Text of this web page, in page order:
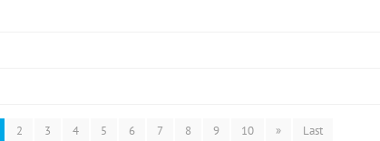
2 3 4 5 6 7 8 9 10 » Last